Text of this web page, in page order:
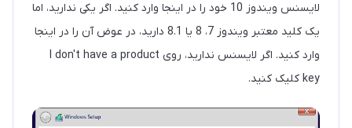
لایسنس ویندوز 10 خود را در اینجا وارد کنید. اگر یکی ندارید، اما
یک کلید معتبر ویندوز 7، 8 یا 8.1 دارید، در عوض آن را در اینجا
وارد کنید. اگر لایسنس ندارید، روی I don't have a product
key کلیک کنید.